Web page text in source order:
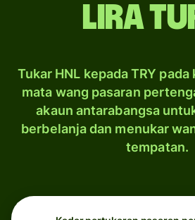
lira
Tukar HNL kepada TRY
mata wang pasaran
akaun antarabangsa
berbelanja dan menukar
tempatan.